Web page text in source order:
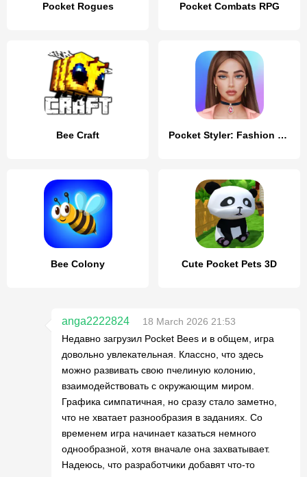
Pocket Rogues Pocket Combats RPG
Bee Craft Pocket Styler: Fashion Stars
Bee Colony Cute Pocket Pets 3D
anga2222824
18 March 2026 21:53
Недавно загрузил Pocket Bees и в общем, игра
довольно увлекательная. Классно, что здесь
можно развивать свою пчелиную колонию,
взаимодействовать с окружающим миром.
Графика симпатичная, но сразу стало заметно,
что не хватает разнообразия в заданиях. Со
временем игра начинает казаться немного
однообразной, хотя вначале она захватывает.
Надеюсь, что разработчики добавят что-то